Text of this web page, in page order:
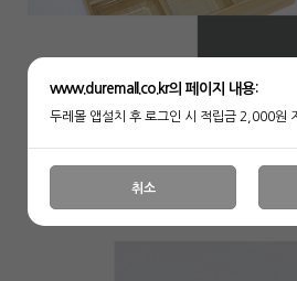
www.duremall.co.kr의 페이지 내용:
두레몰 앱설치 후 로그인 시 적립금 2,000원
취소